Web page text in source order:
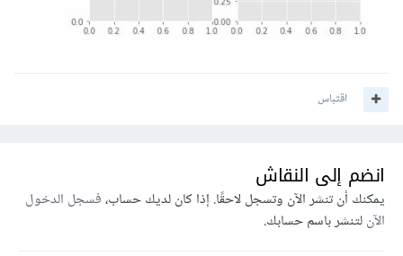
اقتباس
انضم إلى النقاش
يمكنك أن تنشر الآن وتسجل لاحقًا. إذا كان لديك حساب،فسجل الدخول
الآنلتنشر باسم حسابك.